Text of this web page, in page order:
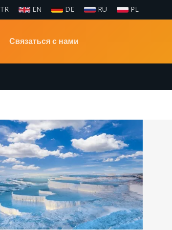
TR EN DE RU PL
Связаться с нами